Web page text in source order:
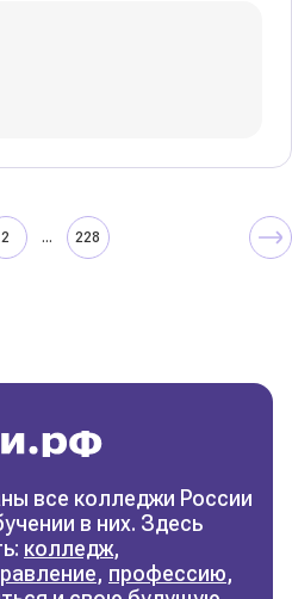
фильтры
2 ... 228
все колледжи России
в них. Здесь
колледж,
, профессию,